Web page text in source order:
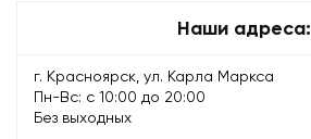
Наши адреса:
г. Красноярск, ул. Карла Маркса
Пн-Вс: с 10:00 до 20:00
Без выходных